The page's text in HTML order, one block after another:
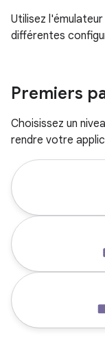
Utilisez
différentes
Premiers
Choisissez un
rendre votre